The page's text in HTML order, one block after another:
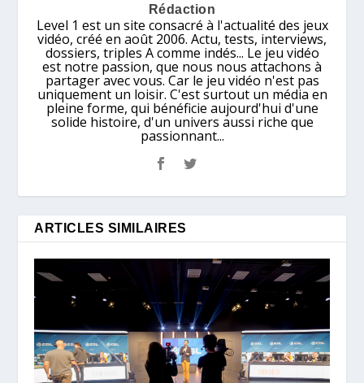
Rédaction
Level 1 est un site consacré à l'actualité des jeux
vidéo, créé en août 2006. Actu, tests, interviews,
dossiers, triples A comme indés... Le jeu vidéo
est notre passion, que nous nous attachons à
partager avec vous. Car le jeu vidéo n'est pas
uniquement un loisir. C'est surtout un média en
pleine forme, qui bénéficie aujourd'hui d'une
solide histoire, d'un univers aussi riche que
passionnant...
ARTICLES SIMILAIRES